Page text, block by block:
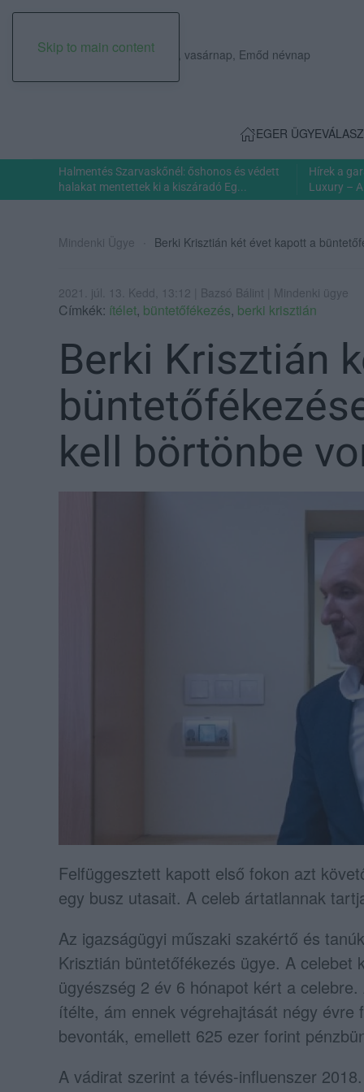
Skip to main content
2026. augusztus 09., vasárnap, Emőd névnap
EGER ÜGYE
Halmentés Szarvaskőnél: őshonos és védett
halakat mentettek ki a kiszáradó Eg...
Hírek a
Luxury –
Mindenki Ügye Berki Krisztián két évet kapott a
2021. júl. 13. Kedd, 13:12 | Bazsó Bálint | Mindenki ügye
Címkék: ítélet, büntetőfékezés, berki krisztián
Berki Krisztián
kell börtönbe
Felfüggesztett kapott első fokon azt
egy busz utasait. A celeb ártatlannak
Az igazságügyi műszaki szakértő és
Krisztián büntetőfékezés ügye. A celebet
ügyészség 2 év 6 hónapot kért a
ítélte, ám ennek végrehajtását négy
bevonták, emellett 625 ezer forint
A vádirat szerint a tévés-influenszer